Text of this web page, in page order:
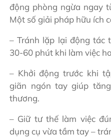
động phòng ngừa ngay
Một số giải pháp hữu ích
– Tránh lặp lại động tác
30-60 phút khi làm việc
– Khởi động trước khi
giãn ngón tay giúp
thương.
– Giữ tư thế làm việc
dụng cụ vừa tầm tay –